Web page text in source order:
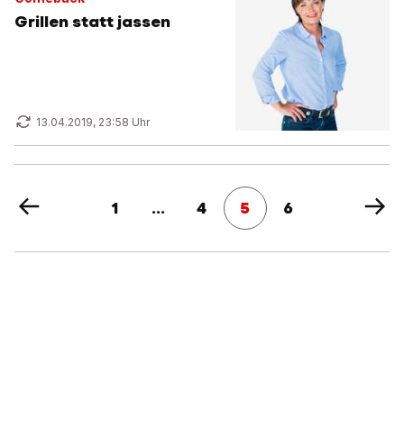
Grillen statt jassen
13.04.2019, 23:58 Uhr
1 ... 4 5 6